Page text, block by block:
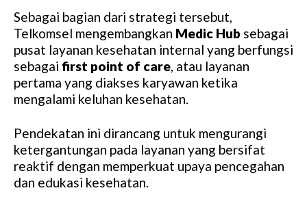
Sebagai bagian dari strategi tersebut,
Telkomsel mengembangkan Medic Hub sebagai
pusat layanan kesehatan internal yang berfungsi
sebagai first point of care, atau layanan
pertama yang diakses karyawan ketika
mengalami keluhan kesehatan.
Pendekatan ini dirancang untuk mengurangi
ketergantungan pada layanan yang bersifat
reaktif dengan memperkuat upaya pencegahan
dan edukasi kesehatan.